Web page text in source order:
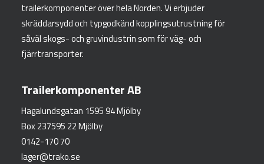
trailerkomponenter över hela Norden. Vi erbjuder
skräddarsydd och typgodkänd kopplingsutrustning för
såväl skogs- och gruvindustrin som för väg- och
fjärrtransporter.
Trailerkomponenter AB
Hagalundsgatan 1595 94 Mjölby
Box 237595 22 Mjölby
0142-170 70
lager@trako.se